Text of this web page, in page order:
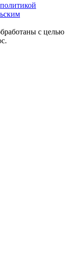
политикой
с целью